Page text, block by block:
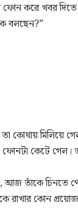
করে খবর
বলছেন?”
তা কোথায়
কেটে গেল।
আজ তাঁকে চিনতে
রাখার কোন